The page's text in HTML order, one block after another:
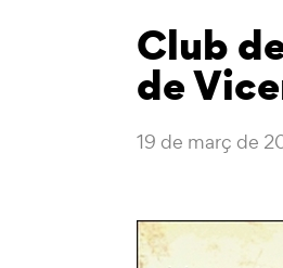
Club
de
19 de març de